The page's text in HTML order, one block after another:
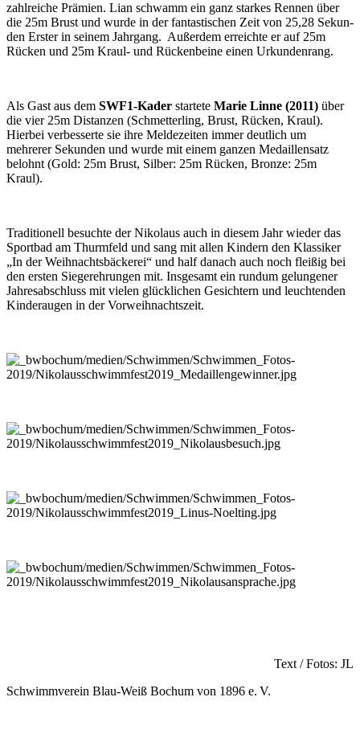
zahl­reiche Prämien. Lian schwamm ein ganz starkes Rennen über
die 25m Brust und wurde in der fan­tastischen Zeit von 25,28 Sekun­
den Erster in seinem Jahr­gang. Außerdem erreichte er auf 25m
Rücken und 25m Kraul- und Rücken­beine einen Urkunden­rang.
Als Gast aus dem SWF1-Kader startete Marie Linne (2011) über
die vier 25m Distanzen (Schmetterling, Brust, Rücken, Kraul).
Hierbei ver­besserte sie ihre Melde­zeiten immer deutlich um
mehrerer Sekunden und wurde mit einem ganzen Medaillen­satz
belohnt (Gold: 25m Brust, Silber: 25m Rücken, Bronze: 25m
Kraul).
Traditionell besuchte der Nikolaus auch in diesem Jahr wieder das
Sportbad am Thurm­feld und sang mit allen Kindern den Klassiker
„In der Weihnachtsbäckerei“ und half danach auch noch fleißig bei
den ersten Sieger­ehrungen mit. Ins­gesamt ein rundum gelungener
Jahres­abschluss mit vielen glücklichen Gesichtern und leuchtenden
Kinder­augen in der Vor­weihnachts­zeit.
Text / Fotos: JL
Schwimmverein Blau-Weiß Bochum von 1896 e. V.